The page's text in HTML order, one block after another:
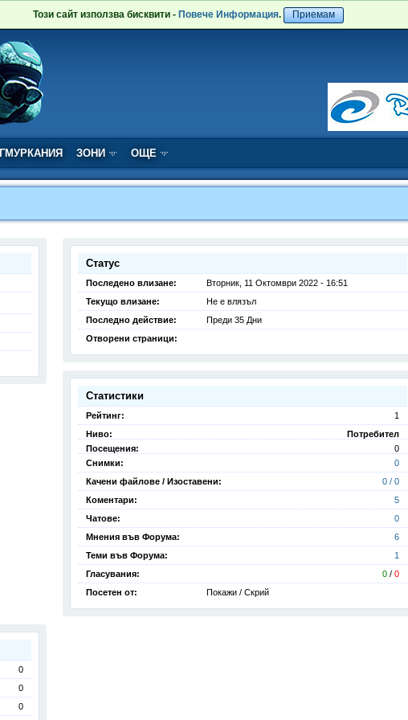
Този сайт използва бисквити - Повече Информация. Приемам
ГМУРКАНИЯ ЗОНИ ОЩЕ
Статус
Последено влизане:
Вторник, 11 Октомври 2022 - 16:51
Текущо влизане:
Не е влязъл
Последно действие:
Преди 35 Дни
Отворени страници:
Статистики
Рейтинг:
1
Ниво:
Потребител
Посещения:
0
Снимки:
0
Качени файлове / Изоставени:
0 / 0
Коментари:
5
Чатове:
0
Мнения във Форума:
6
Теми във Форума:
1
Гласувания:
0 / 0
Посетен от:
Покажи / Скрий
0
0
0